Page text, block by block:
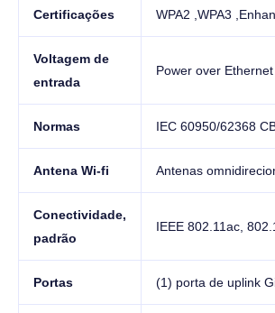
Certificações WPA2 ,WPA3
Voltagem de
entrada
Power over
Normas IEC 60950/62368
Antena Wi-fi Antenas
Conectividade,
padrão
IEEE 802.11ac,
Portas (1) porta de uplink